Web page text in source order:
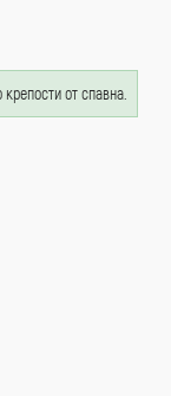
от спавна.